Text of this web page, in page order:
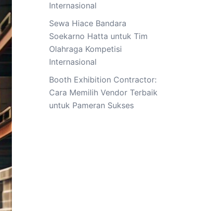
Internasional
Sewa Hiace Bandara
Soekarno Hatta untuk Tim
Olahraga Kompetisi
Internasional
Booth Exhibition Contractor:
Cara Memilih Vendor Terbaik
untuk Pameran Sukses